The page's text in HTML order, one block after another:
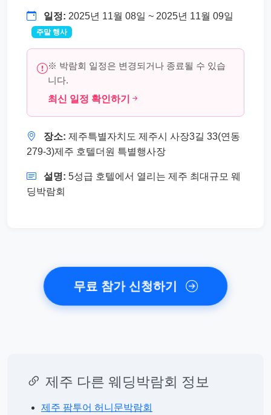
일정: 2025년 11월 08일 ~ 2025년 11월 09일
주말 행사
※ 박람회 일정은 변경되거나 종료될 수 있습
니다.
최신 일정 확인하기
장소: 제주특별자치도 제주시 사장3길 33(연동
279-3)제주 호텔더원 특별행사장
설명: 5성급 호텔에서 열리는 제주 최대규모 웨
딩박람회
무료 참가 신청하기
제주 다른 웨딩박람회 정보
제주 팜투어 허니문박람회